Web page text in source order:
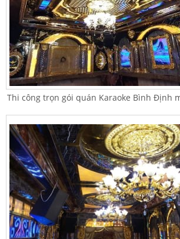
Thi công trọn gói quán Karaoke Bình Định